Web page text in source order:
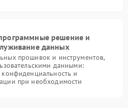
решение и
данных
прошивок и инструментов,
данными:
и
при необходимости